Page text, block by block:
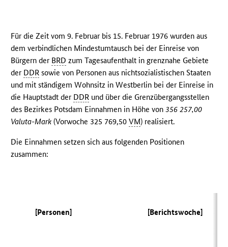
Für die Zeit vom 9. Februar bis 15. Februar 1976 wurden aus
dem verbindlichen Mindestumtausch bei der Einreise von
Bürgern der BRD zum Tagesaufenthalt in grenznahe Gebiete
der DDR sowie von Personen aus nichtsozialistischen Staaten
und mit ständigem Wohnsitz in Westberlin bei der Einreise in
die Hauptstadt der DDR und über die Grenzübergangsstellen
des Bezirkes Potsdam Einnahmen in Höhe von356 257,00
Valuta-Mark (Vorwoche 325 769,50VM) realisiert.
Die Einnahmen setzen sich aus folgenden Positionen
zusammen:
[Personen] [Berichtswoche]